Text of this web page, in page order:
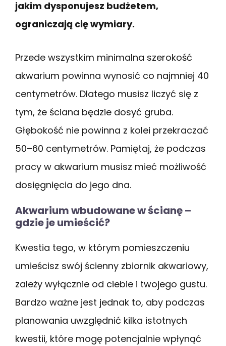
jakim dysponujesz budżetem,
ograniczają cię wymiary.
Przede wszystkim minimalna szerokość
akwarium powinna wynosić co najmniej 40
centymetrów. Dlatego musisz liczyć się z
tym, że ściana będzie dosyć gruba.
Głębokość nie powinna z kolei przekraczać
50–60 centymetrów. Pamiętaj, że podczas
pracy w akwarium musisz mieć możliwość
dosięgnięcia do jego dna.
Akwarium wbudowane w ścianę –
gdzie je umieścić?
Kwestia tego, w którym pomieszczeniu
umieścisz swój ścienny zbiornik akwariowy,
zależy wyłącznie od ciebie i twojego gustu.
Bardzo ważne jest jednak to, aby podczas
planowania uwzględnić kilka istotnych
kwestii, które mogę potencjalnie wpłynąć